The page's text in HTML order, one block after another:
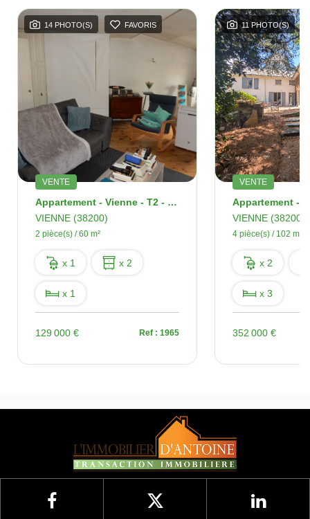
14 PHOTO(S) FAVORIS
VENTE
Appartement - Vienne - T2 - 60 M²
VIENNE (38200)
2 pièce(s) / 60 m²
x 1 x 2
x 1
129 000 € Ref : 1965
11 PHOTO(S)
VENTE
VIENNE (38200)
4 pièce(s) / 102 m²
x 2
x 3
352 000 €